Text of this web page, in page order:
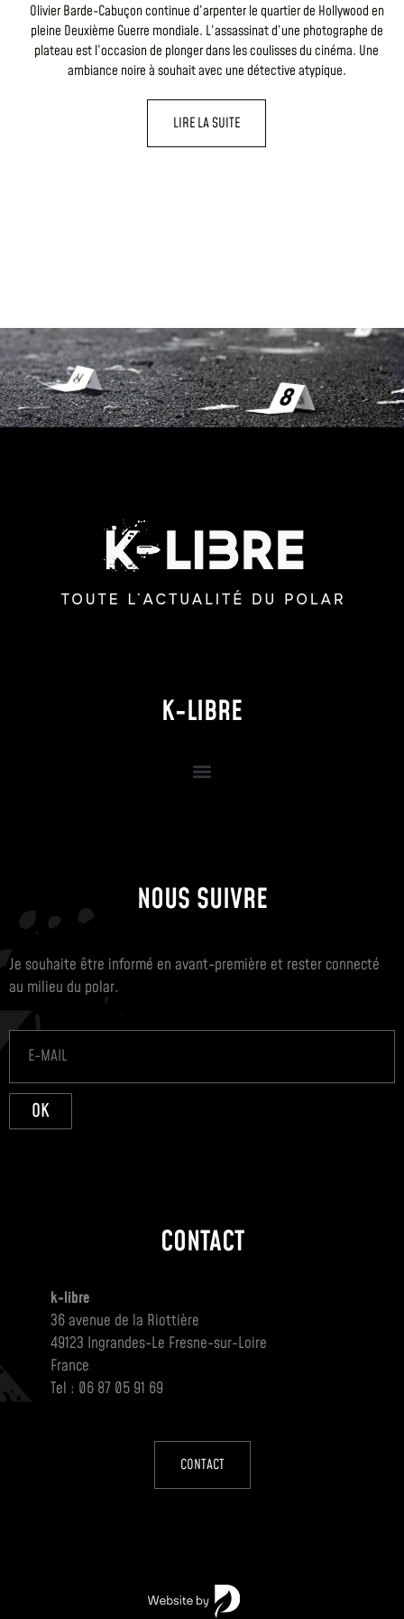
Olivier Barde-Cabuçon continue d’arpenter le quartier de Hollywood en
pleine Deuxième Guerre mondiale. L’assassinat d’une photographe de
plateau est l’occasion de plonger dans les coulisses du cinéma. Une
ambiance noire à souhait avec une détective atypique.
LIRE LA SUITE
K-LIBRE
NOUS SUIVRE
Je souhaite être informé en avant-première et rester connecté
au milieu du polar.
OK
CONTACT
k-libre
36 avenue de la Riottière
49123 Ingrandes-Le Fresne-sur-Loire
France
Tel : 06 87 05 91 69
CONTACT